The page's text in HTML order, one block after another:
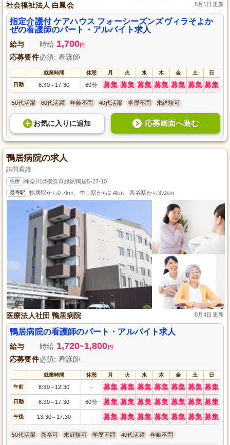
社会福祉法人 白鳳会 8月1日更新
指定介護付 ケアハウス フォーシーズンズヴィラそよか
ぜの看護師のパート・アルバイト求人
給与 時給 1,700円
応募要件必須: 看護師
就業時間 休憩 月 火 水 木 金 土 日
日勤 8:30～ 17:30 60分 募集 募集 募集 募集 募集 募集 募集
50代活躍 60代活躍 年齢不問 40代活躍 学歴不問 未経験可
お気に入り に追加 応募画面へ進む
鴨居病院の求人
訪問看護
住所 神奈川県横浜市緑区鴨居5-27-10
最寄駅 鴨居駅から0.7km、中山駅から2.4km、西谷駅から3.0km
医療法人社団 鴨居病院 8月4日更新
鴨居病院の看護師のパート・アルバイト求人
給与 時給 1,720~1,800 円
応募要件必須: 看護師
就業時間 休憩 月 火 水 木 金 土 日
午前 8:30～ 12:30 - 募集 募集 募集 募集 募集 募集 募集
日勤 8:30～ 17:30 60分 募集 募集 募集 募集 募集 募集 募集
午後 13:30～ 17:30 - 募集 募集 募集 募集 募集 募集 募集
50代活躍 新卒可 未経験可 学歴不問 40代活躍 年齢不問